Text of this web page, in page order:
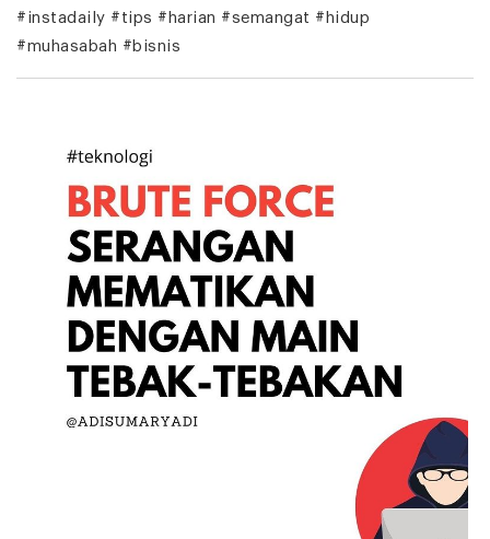
#instadaily #tips #harian #semangat #hidup
#muhasabah #bisnis